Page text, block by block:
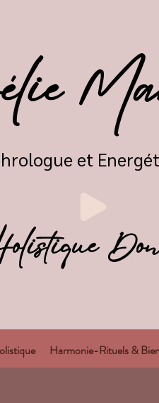
et
Harmonie-Rituels &